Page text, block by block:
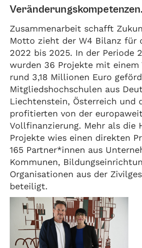
Veränderungskompetenzen.
Zusammenarbeit schafft
Motto zieht der W4 Bilanz für
2022 bis 2025. In der Periode
wurden 36 Projekte mit einem
rund 3,18 Millionen Euro
Mitgliedshochschulen aus
Liechtenstein, Österreich und
profitierten von der
Vollfinanzierung. Mehr als die
Projekte wies einen direkten
165 Partner*innen aus
Kommunen,
Organisationen aus der
beteiligt.